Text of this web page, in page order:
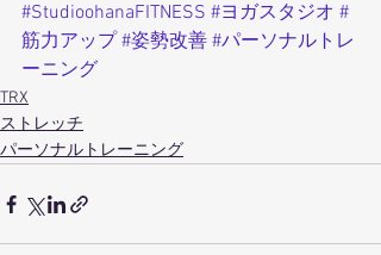
#StudioohanaFITNESS #ヨガスタジオ #
筋力アップ #姿勢改善 #パーソナルトレ
ーニング
TRX
ストレッチ
パーソナルトレーニング